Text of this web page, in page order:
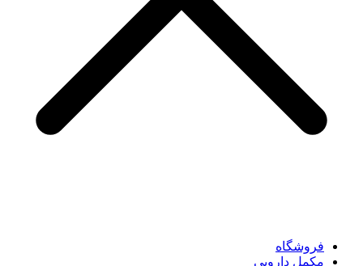
فروشگاه
مکمل دارویی